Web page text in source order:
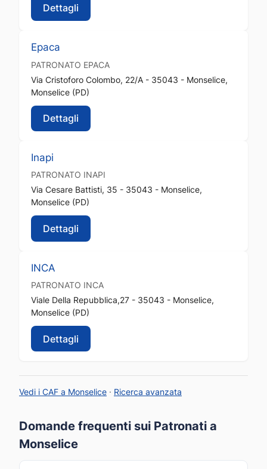
Dettagli
Epaca
PATRONATO EPACA
Via Cristoforo Colombo, 22/A - 35043 - Monselice,
Monselice (PD)
Dettagli
Inapi
PATRONATO INAPI
Via Cesare Battisti, 35 - 35043 - Monselice,
Monselice (PD)
Dettagli
INCA
PATRONATO INCA
Viale Della Repubblica,27 - 35043 - Monselice,
Monselice (PD)
Dettagli
Vedi i CAF a Monselice · Ricerca avanzata
Domande frequenti sui Patronati a
Monselice